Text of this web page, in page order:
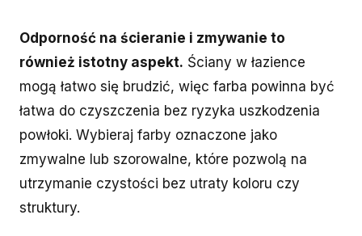
Odporność na ścieranie i zmywanie to
również istotny aspekt. Ściany w łazience
mogą łatwo się brudzić, więc farba powinna być
łatwa do czyszczenia bez ryzyka uszkodzenia
powłoki. Wybieraj farby oznaczone jako
zmywalne lub szorowalne, które pozwolą na
utrzymanie czystości bez utraty koloru czy
struktury.